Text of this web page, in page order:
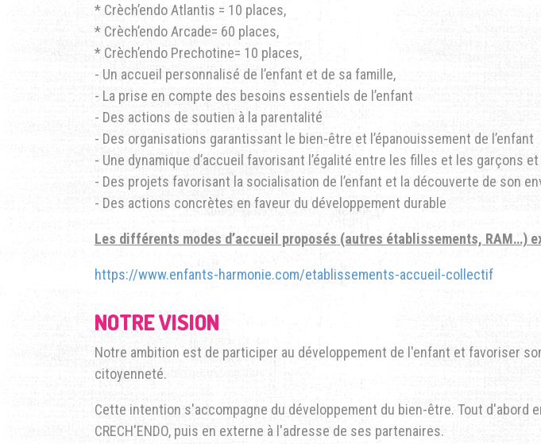
* Crèch’endo Atlantis = 10 places,
* Crèch’endo Arcade= 60 places,
* Crèch’endo Prechotine= 10 places,
- Un accueil personnalisé de l’enfant et de sa famille,
- La prise en compte des besoins essentiels de l’enfant
- Des actions de soutien à la parentalité
- Des organisations garantissant le bien-être et l’épanouissement de l’enfant
- Une dynamique d’accueil favorisant l’égalité entre les filles et les garçons
- Des projets favorisant la socialisation de l’enfant et la découverte de son
- Des actions concrètes en faveur du développement durable
Les différents modes d’accueil proposés (autres établissements, RAM…)
https://www.enfants-harmonie.com/etablissements-accueil-collectif
NOTRE VISION
Notre ambition est de participer au développement de l'enfant et favoriser
citoyenneté.
Cette intention s'accompagne du développement du bien-être. Tout
CRECH'ENDO, puis en externe à l'adresse de ses partenaires.